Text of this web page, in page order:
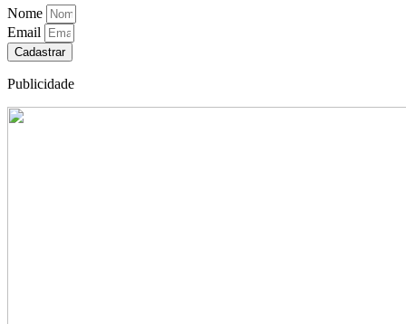
Nome
Email
Cadastrar
Publicidade